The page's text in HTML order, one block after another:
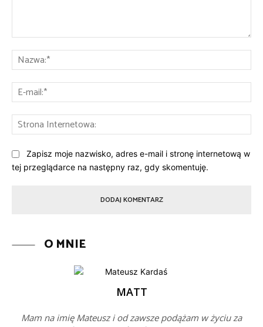
Zapisz moje nazwisko, adres e-mail i stronę internetową w
tej przeglądarce na następny raz, gdy skomentuję.
O MNIE
MATT
Mam na imię Mateusz i od zawsze podążam w życiu za